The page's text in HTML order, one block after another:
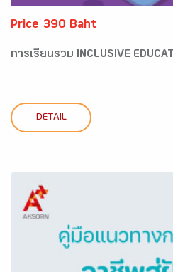
Price 390 Baht
การเรียนรวม INCLUSIVE
DETAIL